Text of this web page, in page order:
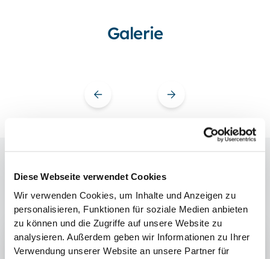
Diese Webseite verwendet Cookies
Wir verwenden Cookies, um Inhalte und Anzeigen zu
personalisieren, Funktionen für soziale Medien anbieten
zu können und die Zugriffe auf unsere Website zu
analysieren. Außerdem geben wir Informationen zu Ihrer
Verwendung unserer Website an unsere Partner für
Galerie
InterviewmitDagmar